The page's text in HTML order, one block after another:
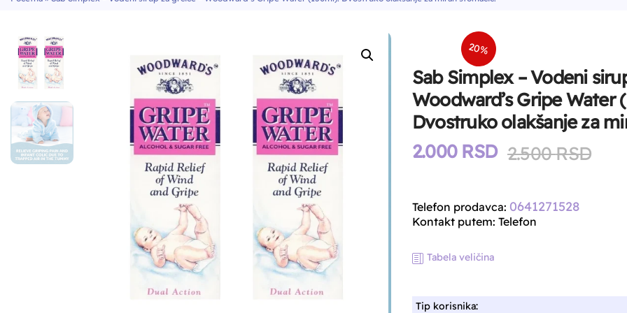
20%
Sab Simplex – Vodeni
Woodward’s Gripe Water
Dvostruko olakšanje za
2.500RSD
2.000 RSD
Telefon prodavca: 0641271528
Kontakt putem: Telefon
Tabela veličina
Tip korisnika: